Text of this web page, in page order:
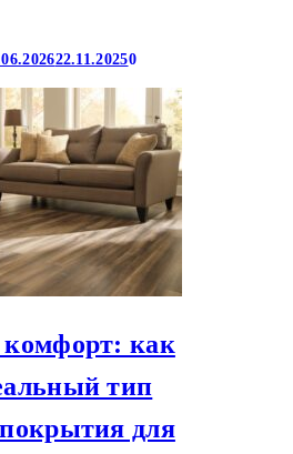
22.11.20250
как
тип
для